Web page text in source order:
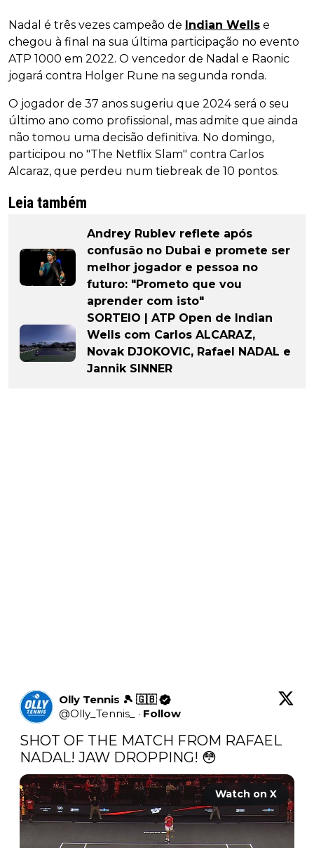
Nadal é três vezes campeão de Indian Wells e
chegou à final na sua última participação no evento
ATP 1000 em 2022. O vencedor de Nadal e Raonic
jogará contra Holger Rune na segunda ronda.
O jogador de 37 anos sugeriu que 2024 será o seu
último ano como profissional, mas admite que ainda
não tomou uma decisão definitiva. No domingo,
participou no "The Netflix Slam" contra Carlos
Alcaraz, que perdeu num tiebreak de 10 pontos.
Leia também
Andrey Rublev reflete após
confusão no Dubai e promete ser
melhor jogador e pessoa no
futuro: "Prometo que vou
aprender com isto"
SORTEIO | ATP Open de Indian
Wells com Carlos ALCARAZ,
Novak DJOKOVIC, Rafael NADAL e
Jannik SINNER
Olly Tennis 🎾 🇬🇧
@Olly_Tennis_ · Follow
SHOT OF THE MATCH FROM RAFAEL
NADAL! JAW DROPPING! 😳
Watch on X